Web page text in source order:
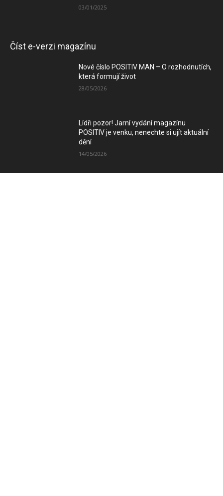
03/01/2025
Číst e-verzi magazínu
Nové číslo POSITIV MAN – O rozhodnutích,
která formují život
28/05/2026
Lídři pozor! Jarní vydání magazínu
POSITIV je venku, nenechte si ujít aktuální
dění
14/05/2026